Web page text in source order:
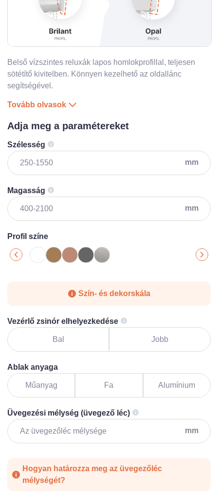
Belső vízszintes reluxák lapos homlokprofillal, teljesen
sötétítő kivitelben. Könnyen kezelhető az oldallánc
segítségével.
Tovább olvasok
Adja meg a paramétereket
Szélesség
mm
Magasság
mm
Profil színe
Szín- és dekorskála
Vezérlő zsinór elhelyezkedése
Bal Jobb
Ablak anyaga
Műanyag Fa Alumínium
Üvegezési mélység (üvegező léc)
mm
Hogyan határozza meg az üvegezőléc
mélységét?